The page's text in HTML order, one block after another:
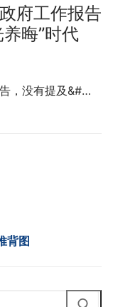
府工作报告
晦”时代
，没有提及&#…
背图